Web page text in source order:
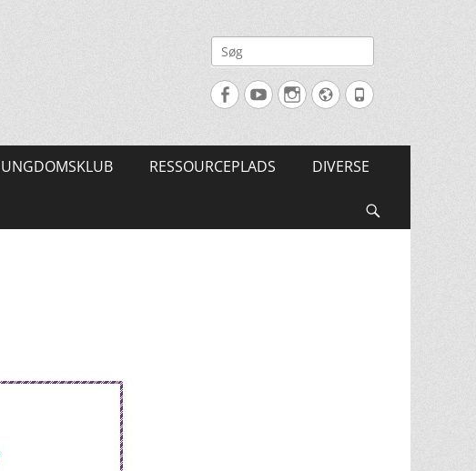
Søg
efter:
FacebookYouTubeInstagram
Website
Tlf.
UNGDOMSKLUB RESSOURCEPLADS DIVERSE